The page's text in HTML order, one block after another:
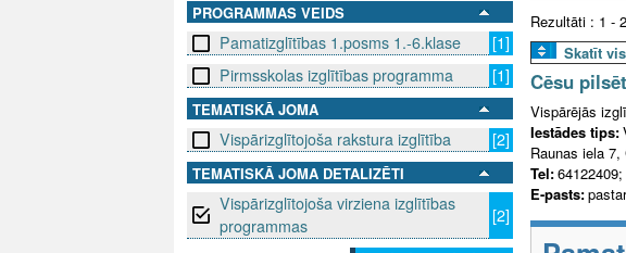
L
V
PROGRAMMAS VEIDS
Pamatizglītības 1.posms 1.-6.klase
[1]
Pirmsskolas izglītības programma
[1]
TEMATISKĀ JOMA
Vispārizglītojoša rakstura izglītība [2]
TEMATISKĀ JOMA DETALIZĒTI
Vispārizglītojoša virziena izglītības
programmas
[2]
Rezultāti : 1 -
Skatīt
Cēsu
Vispārējās
Iestādes tips:
Raunas iela 7,
Tel:
E-pasts: